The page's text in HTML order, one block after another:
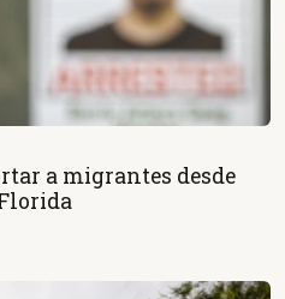
a migrantes desde